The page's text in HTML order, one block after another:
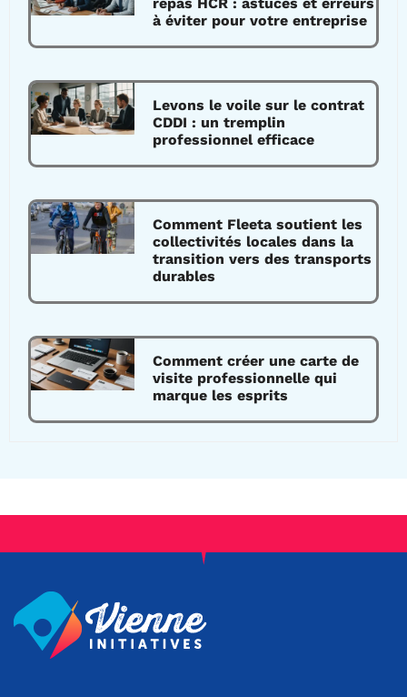
à éviter pour votre entreprise
Levons le voile sur le contrat
CDDI : un tremplin
professionnel efficace
Comment Fleeta soutient les
collectivités locales dans la
transition vers des transports
durables
Comment créer une carte de
visite professionnelle qui
marque les esprits